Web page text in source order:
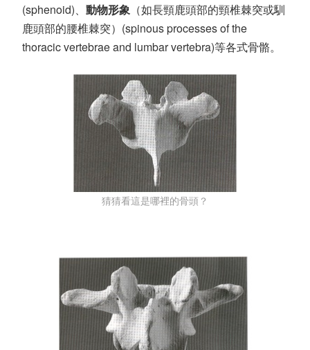
(sphenoid)、 動物形象 （如長頸鹿頭部的頸椎棘突或馴
鹿頭部的腰椎棘突）(spinous processes of the
thoracic vertebrae and lumbar vertebra)等各式骨骼。
猜猜看這是哪裡的骨頭？